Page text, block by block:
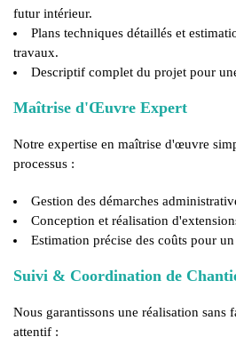
futur intérieur.
Plans techniques détaillés et
travaux.
Descriptif complet du projet pour
Maîtrise d'Œuvre Expert
Notre expertise en maîtrise d'œuvre
processus :
Gestion des démarches
Conception et réalisation
Estimation précise des coûts pour
Suivi & Coordination de
Nous garantissons une réalisation sans
attentif :